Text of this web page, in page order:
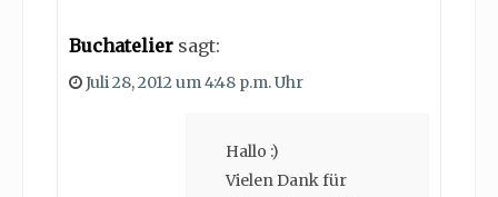
Buchatelier sagt:
Juli 28, 2012 um 4:48 p.m. Uhr
Hallo :)
Vielen Dank für